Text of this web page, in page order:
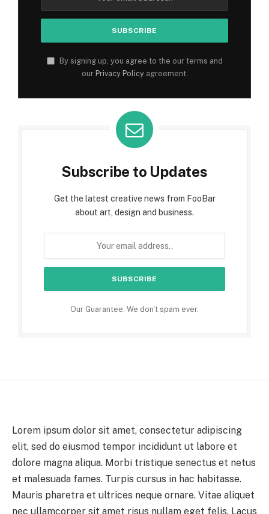
By signing up, you agree to the our terms and
our Privacy Policyagreement.
Subscribe to Updates
Get the latest creative news from FooBar
about art, design and business.
Our Guarantee: We don't spam ever.
Lorem ipsum dolor sit amet, consectetur adipiscing
elit, sed do eiusmod tempor incididunt ut labore et
dolore magna aliqua. Morbi tristique senectus et netus
et malesuada fames. Turpis cursus in hac habitasse.
Mauris pharetra et ultrices neque ornare. Vitae aliquet
nec ullamcorper sit amet risus nullam eget felis. Lacus